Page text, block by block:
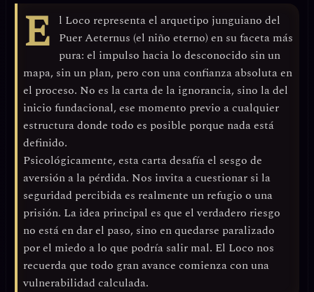
E l Loco representa el arquetipo junguiano del
Puer Aeternus (el niño eterno) en su faceta más
pura: el impulso hacia lo desconocido sin un
mapa, sin un plan, pero con una confianza absoluta en
el proceso. No es la carta de la ignorancia, sino la del
inicio fundacional, ese momento previo a cualquier
estructura donde todo es posible porque nada está
definido.
Psicológicamente, esta carta desafía el sesgo de
aversión a la pérdida. Nos invita a cuestionar si la
seguridad percibida es realmente un refugio o una
prisión. La idea principal es que el verdadero riesgo
no está en dar el paso, sino en quedarse paralizado
por el miedo a lo que podría salir mal. El Loco nos
recuerda que todo gran avance comienza con una
vulnerabilidad calculada.